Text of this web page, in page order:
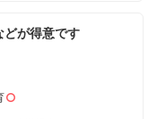
どが得意です